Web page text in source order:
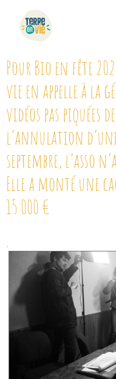
Pour Bio en fête
vie en appelle à la
vidéos pas piquées
l’annulation
septembre, l’asso
Elle a monté une
15 000 €
.